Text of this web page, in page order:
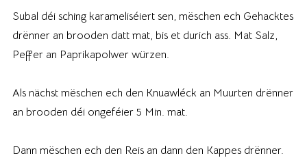
Subal déi sching karameliséiert sen, mëschen ech Gehacktes
drënner an brooden datt mat, bis et durich ass. Mat Salz,
Peffer an Paprikapolwer würzen.
Als nächst mëschen ech den Knuawléck an Muurten drënner
an brooden déi ongeféier 5 Min. mat.
Dann mëschen ech den Reis an dann den Kappes drënner.